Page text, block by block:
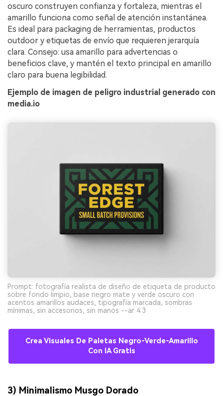
oscuro construyen confianza y fortaleza, mientras el
amarillo funciona como señal de atención instantánea.
Es ideal para packaging de herramientas, productos
outdoor y etiquetas de envío que requieren jerarquía
clara. Consejo: usa amarillo para advertencias o
beneficios clave, y mantén el texto principal en amarillo
claro para buena legibilidad.
Ejemplo de imagen de peligro industrial generado con
media.io
Prompt: fotografía realista de diseño de etiqueta de producto
sobre fondo limpio, base negro mate y verde oscuro con
acentos amarillos audaces, tipografía marcada, sombras
mínimas, sin accesorios, sin manos --ar 4:3
Crea Visuales De Paletas Negro-Verde-Amarillo
Con IA Gratis
3) Minimalismo Musgo Dorado